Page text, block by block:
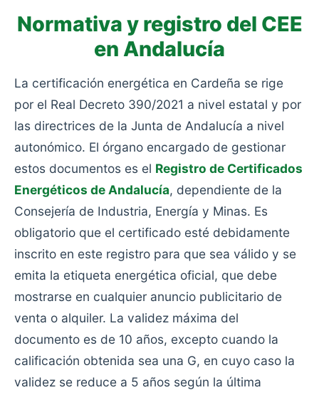
Normativa y registro del CEE
en Andalucía
La certificación energética en Cardeña se rige
por el Real Decreto 390/2021 a nivel estatal y por
las directrices de la Junta de Andalucía a nivel
autonómico. El órgano encargado de gestionar
estos documentos es el Registro de Certificados
Energéticos de Andalucía, dependiente de la
Consejería de Industria, Energía y Minas. Es
obligatorio que el certificado esté debidamente
inscrito en este registro para que sea válido y se
emita la etiqueta energética oficial, que debe
mostrarse en cualquier anuncio publicitario de
venta o alquiler. La validez máxima del
documento es de 10 años, excepto cuando la
calificación obtenida sea una G, en cuyo caso la
validez se reduce a 5 años según la última